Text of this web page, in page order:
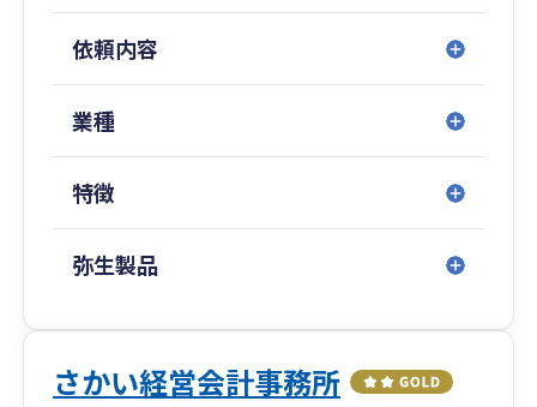
依頼内容
業種
特徴
弥生製品
さかい経営会計事務所